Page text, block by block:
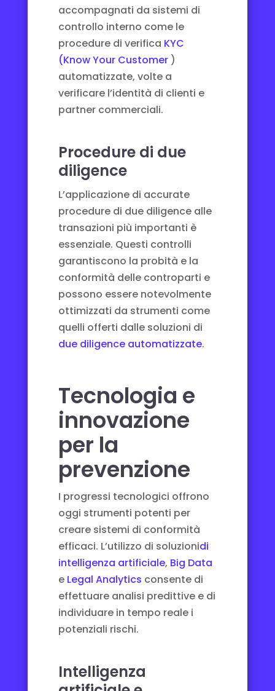
accompagnati da sistemi di
controllo interno come le
procedure di verifica KYC
(Know Your Customer)
automatizzate, volte a
verificare l’identità di clienti e
partner commerciali.
Procedure di due
diligence
L’applicazione di accurate
procedure di due diligence alle
transazioni più importanti è
essenziale. Questi controlli
garantiscono la probità e la
conformità delle controparti e
possono essere notevolmente
ottimizzati da strumenti come
quelli offerti dalle soluzioni di
due diligence automatizzate.
Tecnologia e
innovazione
per la
prevenzione
I progressi tecnologici offrono
oggi strumenti potenti per
creare sistemi di conformità
efficaci. L’utilizzo di soluzionidi
intelligenza artificiale, Big Data
e Legal Analytics consente di
effettuare analisi predittive e di
individuare in tempo reale i
potenziali rischi.
Intelligenza